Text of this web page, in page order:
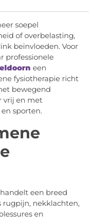
soepel
of overbelasting,
beïnvloeden. Voor
professionele
een
fysiotherapie richt
bewegend
vrij en met
sporten.
een breed
rugpijn, nekklachten,
en